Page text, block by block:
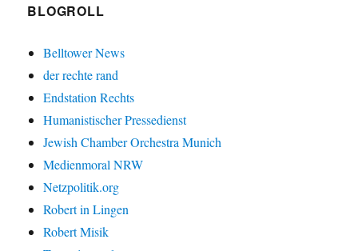
BLOGROLL
Belltower News
der rechte rand
Endstation Rechts
Humanistischer Pressedienst
Jewish Chamber Orchestra Munich
Medienmoral NRW
Netzpolitik.org
Robert in Lingen
Robert Misik